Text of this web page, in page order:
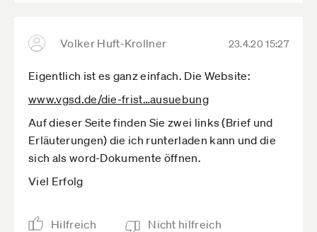
Volker Huft-Krollner 23.4.20 15:27
Eigentlich ist es ganz einfach. Die Website:
www.vgsd.de­/die-frist­…ausuebung
Auf dieser Seite finden Sie zwei links (Brief und
Erläuterungen) die ich runterladen kann und die
sich als word-Dokumente öffnen.
Viel Erfolg
Hilfreich Nicht hilfreich